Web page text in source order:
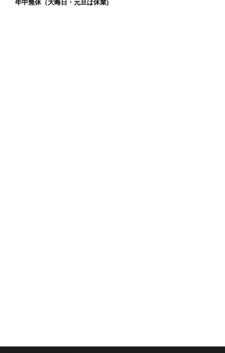
年中無休（大晦日・元旦は休業)